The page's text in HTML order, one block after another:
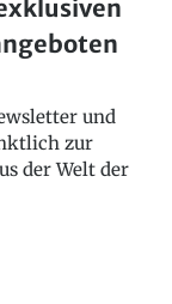
und
zur
der Welt der